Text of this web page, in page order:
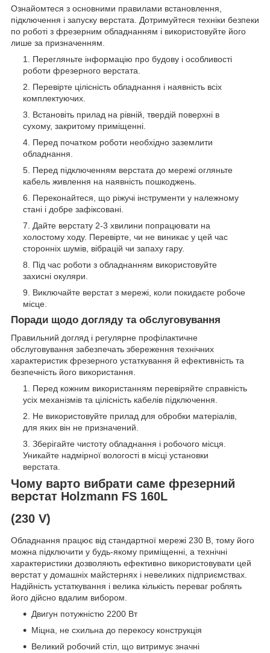
Ознайомтеся з основними правилами встановлення,
підключення і запуску верстата. Дотримуйтеся техніки безпеки
по роботі з фрезерним обладнанням і використовуйте його
лише за призначенням.
Перегляньте інформацію про будову і особливості
роботи фрезерного верстата.
Перевірте цілісність обладнання і наявність всіх
комплектуючих.
Встановіть прилад на рівній, твердій поверхні в
сухому, закритому приміщенні.
Перед початком роботи необхідно заземлити
обладнання.
Перед підключенням верстата до мережі огляньте
кабель живлення на наявність пошкоджень.
Переконайтеся, що ріжучі інструменти у належному
стані і добре зафіксовані.
Дайте верстату 2-3 хвилини попрацювати на
холостому ходу. Перевірте, чи не виникає у цей час
сторонніх шумів, вібрацій чи запаху гару.
Під час роботи з обладнанням використовуйте
захисні окуляри.
Виключайте верстат з мережі, коли покидаєте робоче
місце.
Поради щодо догляду та обслуговування
Правильний догляд і регулярне профілактичне
обслуговування забезпечать збереження технічних
характеристик фрезерного устаткування й ефективність та
безпечність його використання.
Перед кожним використанням перевіряйте справність
усіх механізмів та цілісність кабелів підключення.
Не використовуйте прилад для обробки матеріалів,
для яких він не призначений.
Зберігайте чистоту обладнання і робочого місця.
Уникайте надмірної вологості в місці установки
верстата.
Чому варто вибрати саме фрезерний
верстат Holzmann FS 160L
(230 V)
Обладнання працює від стандартної мережі 230 В, тому його
можна підключити у будь-якому приміщенні, а технічні
характеристики дозволяють ефективно використовувати цей
верстат у домашніх майстернях і невеликих підприємствах.
Надійність устаткування і велика кількість переваг роблять
його дійсно вдалим вибором.
Двигун потужністю 2200 Вт
Міцна, не схильна до перекосу конструкція
Великий робочий стіл, що витримує значні